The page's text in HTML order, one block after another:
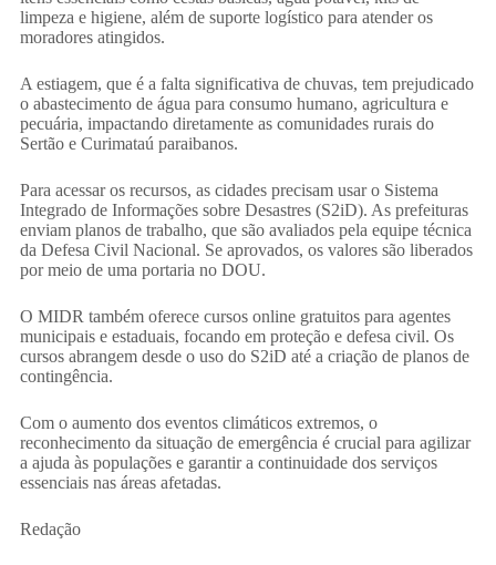
limpeza e higiene, além de suporte logístico para atender os
moradores atingidos.
A estiagem, que é a falta significativa de chuvas, tem prejudicado
o abastecimento de água para consumo humano, agricultura e
pecuária, impactando diretamente as comunidades rurais do
Sertão e Curimataú paraibanos.
Para acessar os recursos, as cidades precisam usar o Sistema
Integrado de Informações sobre Desastres (S2iD). As prefeituras
enviam planos de trabalho, que são avaliados pela equipe técnica
da Defesa Civil Nacional. Se aprovados, os valores são liberados
por meio de uma portaria no DOU.
O MIDR também oferece cursos online gratuitos para agentes
municipais e estaduais, focando em proteção e defesa civil. Os
cursos abrangem desde o uso do S2iD até a criação de planos de
contingência.
Com o aumento dos eventos climáticos extremos, o
reconhecimento da situação de emergência é crucial para agilizar
a ajuda às populações e garantir a continuidade dos serviços
essenciais nas áreas afetadas.
Redação